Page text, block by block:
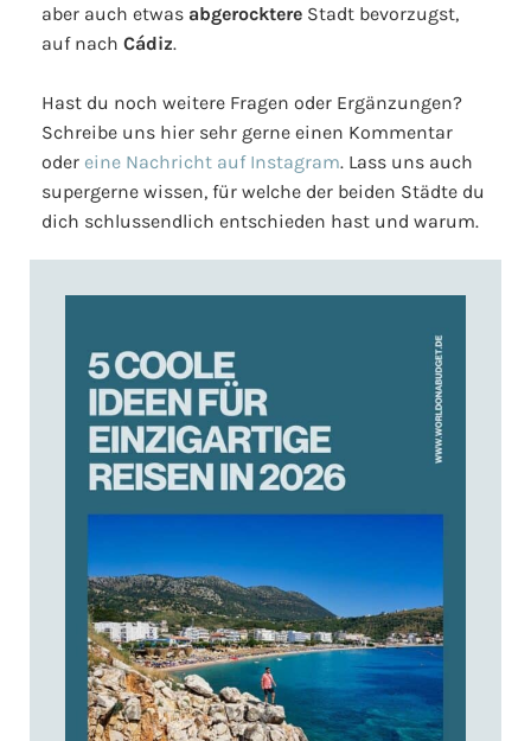
aber auch etwas abgerocktere Stadt bevorzugst,
auf nach Cádiz.
Hast du noch weitere Fragen oder Ergänzungen?
Schreibe uns hier sehr gerne einen Kommentar
oder eine Nachricht auf Instagram. Lass uns auch
supergerne wissen, für welche der beiden Städte du
dich schlussendlich entschieden hast und warum.